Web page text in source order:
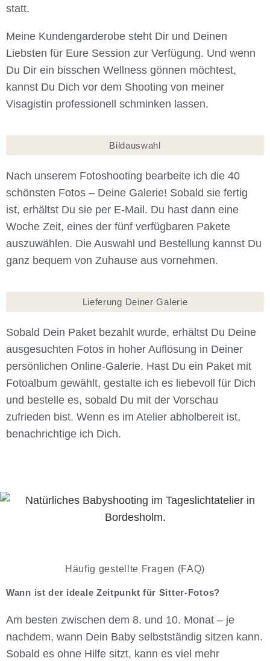
statt.
Meine Kundengarderobe steht Dir und Deinen
Liebsten für Eure Session zur Verfügung. Und wenn
Du Dir ein bisschen Wellness gönnen möchtest,
kannst Du Dich vor dem Shooting von meiner
Visagistin professionell schminken lassen.
Bildauswahl
Nach unserem Fotoshooting bearbeite ich die 40
schönsten Fotos – Deine Galerie! Sobald sie fertig
ist, erhältst Du sie per E-Mail. Du hast dann eine
Woche Zeit, eines der fünf verfügbaren Pakete
auszuwählen. Die Auswahl und Bestellung kannst Du
ganz bequem von Zuhause aus vornehmen.
Lieferung Deiner Galerie
Sobald Dein Paket bezahlt wurde, erhältst Du Deine
ausgesuchten Fotos in hoher Auflösung in Deiner
persönlichen Online-Galerie. Hast Du ein Paket mit
Fotoalbum gewählt, gestalte ich es liebevoll für Dich
und bestelle es, sobald Du mit der Vorschau
zufrieden bist. Wenn es im Atelier abholbereit ist,
benachrichtige ich Dich.
Häufig gestellte Fragen (FAQ)
Wann ist der ideale Zeitpunkt für Sitter-Fotos?
Am besten zwischen dem 8. und 10. Monat – je
nachdem, wann Dein Baby selbstständig sitzen kann.
Sobald es ohne Hilfe sitzt, kann es viel mehr